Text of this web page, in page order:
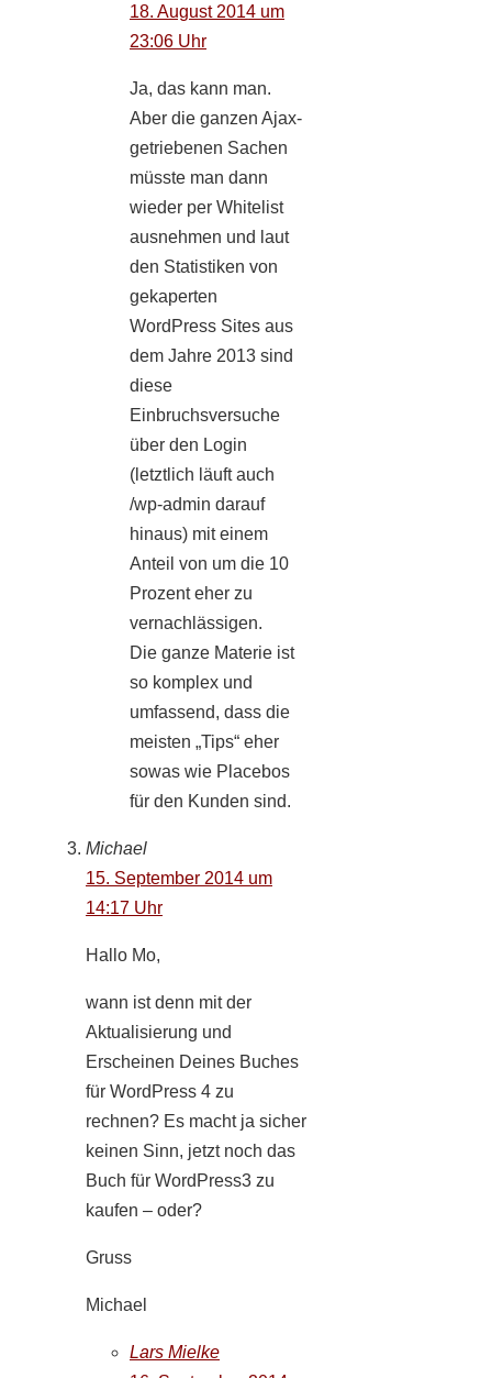
18. August 2014 um
23:06 Uhr
Ja, das kann man.
Aber die ganzen Ajax-
getriebenen Sachen
müsste man dann
wieder per Whitelist
ausnehmen und laut
den Statistiken von
gekaperten
WordPress Sites aus
dem Jahre 2013 sind
diese
Einbruchsversuche
über den Login
(letztlich läuft auch
/wp-admin darauf
hinaus) mit einem
Anteil von um die 10
Prozent eher zu
vernachlässigen.
Die ganze Materie ist
so komplex und
umfassend, dass die
meisten „Tips“ eher
sowas wie Placebos
für den Kunden sind.
Michael
15. September 2014 um
14:17 Uhr
Hallo Mo,
wann ist denn mit der
Aktualisierung und
Erscheinen Deines Buches
für WordPress 4 zu
rechnen? Es macht ja sicher
keinen Sinn, jetzt noch das
Buch für WordPress3 zu
kaufen – oder?
Gruss
Michael
Lars Mielke